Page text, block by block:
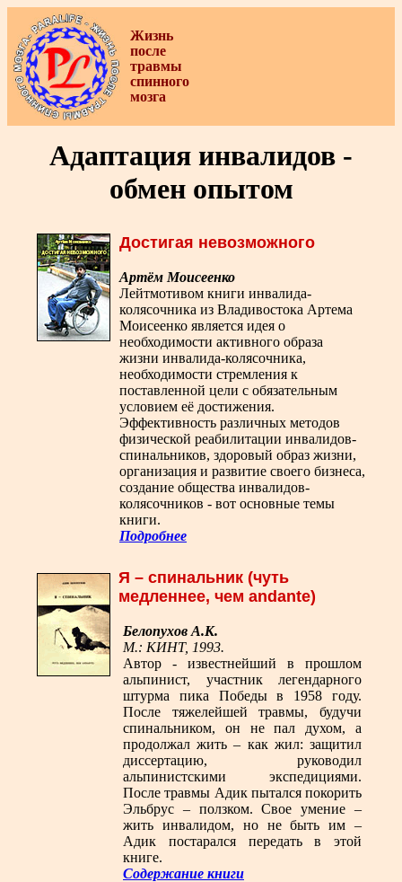
Жизнь
после
травмы
спинного
мозга
Адаптация инвалидов -
обмен опытом
Достигая невозможного
Артём Моисеенко
Лейтмотивом книги инвалида-
колясочника из Владивостока Артема
Моисеенко является идея о
необходимости активного образа
жизни инвалида-колясочника,
необходимости стремления к
поставленной цели с обязательным
условием её достижения.
Эффективность различных методов
физической реабилитации инвалидов-
спинальников, здоровый образ жизни,
организация и развитие своего бизнеса,
создание общества инвалидов-
колясочников - вот основные темы
книги.
Подробнее
Я – спинальник (чуть
медленнее, чем andante)
Белопухов А.К.
М.: КИНТ, 1993.
Автор - известнейший в прошлом
альпинист, участник легендарного
штурма пика Победы в 1958 году.
После тяжелейшей травмы, будучи
спинальником, он не пал духом, а
продолжал жить – как жил: защитил
диссертацию, руководил
альпинистскими экспедициями.
После травмы Адик пытался покорить
Эльбрус – ползком. Свое умение –
жить инвалидом, но не быть им –
Адик постарался передать в этой
книге.
Содержание книги